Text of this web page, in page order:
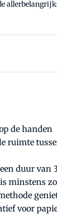
de handen
ruimte
duur van
is minstens
voor